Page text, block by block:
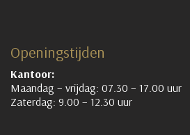
Openingstijden
Kantoor:
Maandag – vrijdag: 07.30 – 17.00 uur
Zaterdag: 9.00 – 12.30 uur